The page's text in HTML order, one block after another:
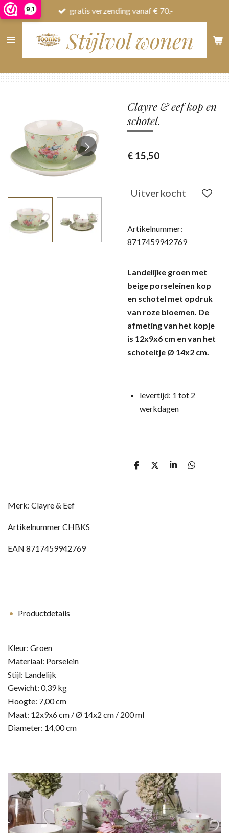
9,1
Ga
direct
naar
Stijlvol wonen
gratis verzending vanaf € 70.-
Clayre & eef kop en
schotel.
€ 15,50
Uitverkocht
Artikelnummer:
8717459942769
Landelijke groen met
beige porseleinen kop
en schotel met opdruk
van roze bloemen. De
afmeting van het kopje
is 12x9x6 cm en van het
schoteltje Ø 14x2 cm.
levertijd: 1 tot 2
werkdagen
D
D
S
D
Merk: Clayre & Eef
ArtikelnummerCHBKS
EAN 8717459942769
Productdetails
Kleur: Groen
Materiaal: Porselein
Stijl: Landelijk
Gewicht: 0,39 kg
Hoogte: 7,00 cm
Maat: 12x9x6 cm / Ø 14x2 cm / 200 ml
Diameter: 14,00 cm